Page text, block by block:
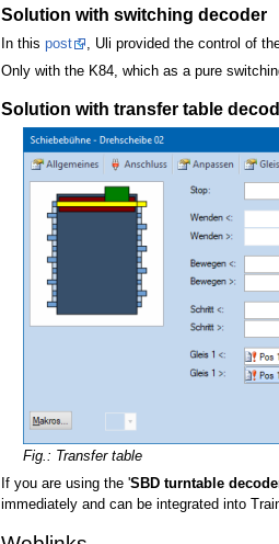
Solution with switching decoder
In this post , Uli provided the control of
Only with the K84, which as a pure
Solution with transfer table
Fig.: Transfer table
If you are using the 'SBD turntable
immediately and can be integrated into